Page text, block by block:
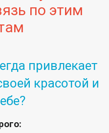
по этим
привлекает
красотой и